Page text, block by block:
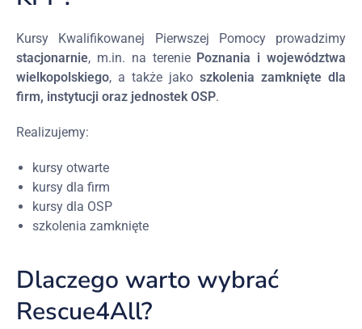
Kursy Kwalifikowanej Pierwszej Pomocy prowadzimy
stacjonarnie, m.in. na terenie Poznania i województwa
wielkopolskiego, a także jako szkolenia zamknięte dla
firm, instytucji oraz jednostek OSP.
Realizujemy:
kursy otwarte
kursy dla firm
kursy dla OSP
szkolenia zamknięte
Dlaczego warto wybrać
Rescue4All?